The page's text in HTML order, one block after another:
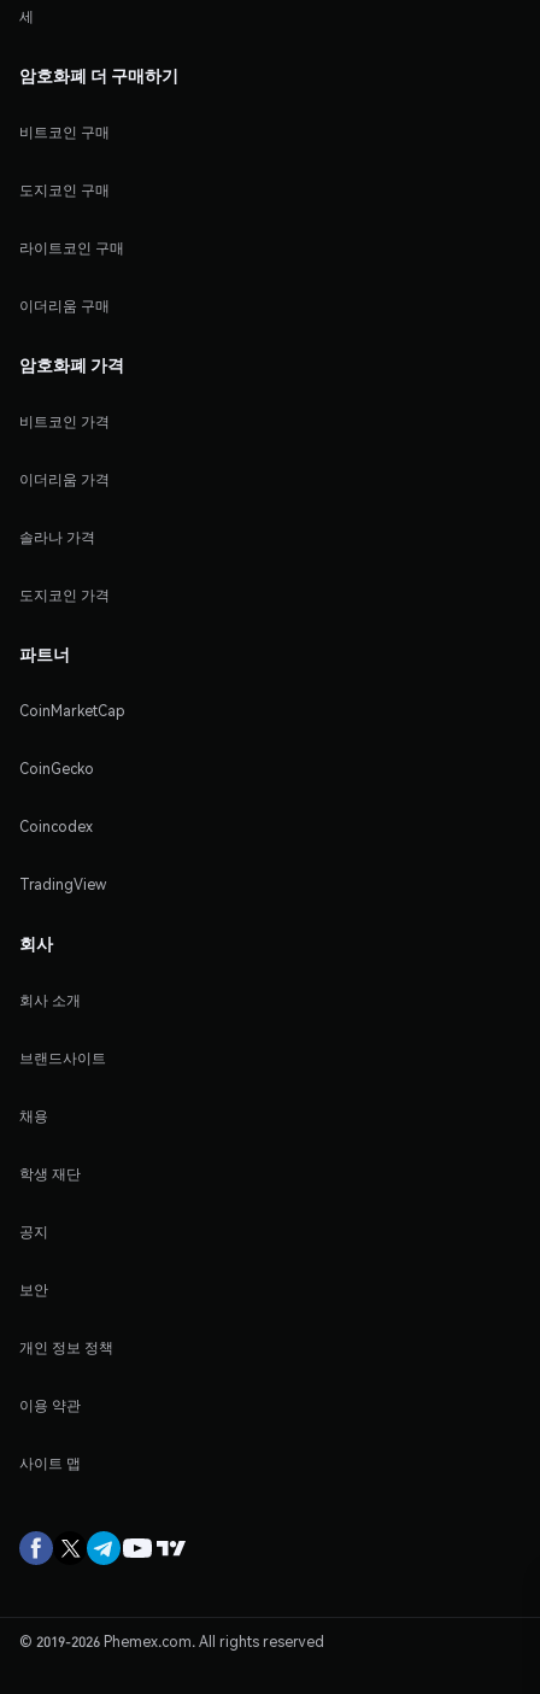
세
암호화폐 더 구매하기
비트코인 구매
도지코인 구매
라이트코인 구매
이더리움 구매
암호화폐 가격
비트코인 가격
이더리움 가격
솔라나 가격
도지코인 가격
파트너
CoinMarketCap
CoinGecko
Coincodex
TradingView
회사
회사 소개
브랜드사이트
채용
학생 재단
공지
보안
개인 정보 정책
이용 약관
사이트 맵
© 2019-2026 Phemex.com. All rights reserved